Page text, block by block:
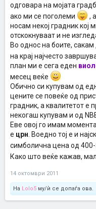
одговара на мојата
ако ми се поголеми
,
носам некој градник кој
отскокнуваат и не
Во однос на боите,
на крај најчесто
план ми е сега еден
месец веќе
Обично си купувам од
цените се повеќе од
градник, а квалитетот е
некогаш купувам и од
Еве овој го имам
е црн . Воедно тој е и
симболична цена од
Како што веќе кажав,
14 октомври 2011
На Lolo5 му/ѝ се допаѓа ова.